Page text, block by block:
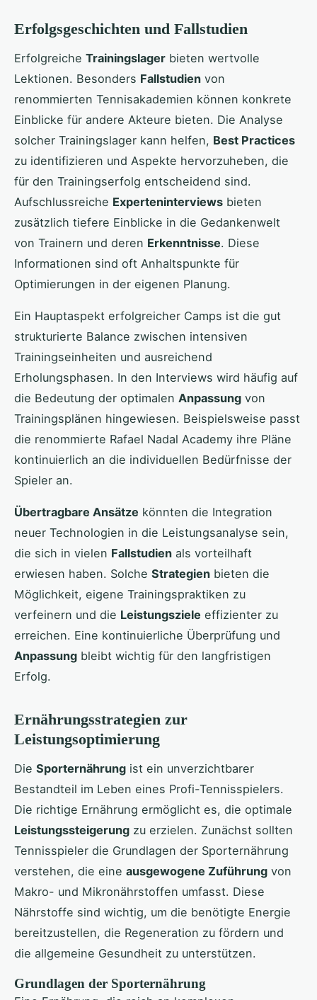
Erfolgsgeschichten und Fallstudien
Erfolgreiche Trainingslager bieten wertvolle
Lektionen. Besonders Fallstudien von
renommierten Tennisakademien können konkrete
Einblicke für andere Akteure bieten. Die Analyse
solcher Trainingslager kann helfen, Best Practices
zu identifizieren und Aspekte hervorzuheben, die
für den Trainingserfolg entscheidend sind.
Aufschlussreiche Experteninterviews bieten
zusätzlich tiefere Einblicke in die Gedankenwelt
von Trainern und deren Erkenntnisse. Diese
Informationen sind oft Anhaltspunkte für
Optimierungen in der eigenen Planung.
Ein Hauptaspekt erfolgreicher Camps ist die gut
strukturierte Balance zwischen intensiven
Trainingseinheiten und ausreichend
Erholungsphasen. In den Interviews wird häufig auf
die Bedeutung der optimalen Anpassung von
Trainingsplänen hingewiesen. Beispielsweise passt
die renommierte Rafael Nadal Academy ihre Pläne
kontinuierlich an die individuellen Bedürfnisse der
Spieler an.
Übertragbare Ansätze könnten die Integration
neuer Technologien in die Leistungsanalyse sein,
die sich in vielen Fallstudien als vorteilhaft
erwiesen haben. Solche Strategien bieten die
Möglichkeit, eigene Trainingspraktiken zu
verfeinern und die Leistungsziele effizienter zu
erreichen. Eine kontinuierliche Überprüfung und
Anpassung bleibt wichtig für den langfristigen
Erfolg.
Ernährungsstrategien zur
Leistungsoptimierung
Die Sporternährung ist ein unverzichtbarer
Bestandteil im Leben eines Profi-Tennisspielers.
Die richtige Ernährung ermöglicht es, die optimale
Leistungssteigerung zu erzielen. Zunächst sollten
Tennisspieler die Grundlagen der Sporternährung
verstehen, die eine ausgewogene Zuführung von
Makro- und Mikronährstoffen umfasst. Diese
Nährstoffe sind wichtig, um die benötigte Energie
bereitzustellen, die Regeneration zu fördern und
die allgemeine Gesundheit zu unterstützen.
Grundlagen der Sporternährung